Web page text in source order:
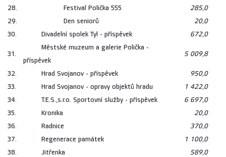
28.
Festival Polička 555
285,0
29.
Den seniorů
20,0
30.
Divadelní spolek Tyl - příspěvek 672,0
31.
Městské muzeum a galerie Polička -
příspěvek
5 009,8
32. Hrad Svojanov - příspěvek
950,0
33.
Hrad Svojanov - opravy objektů hradu
1 422,0
34.
T.E.S.,s.r.o. Sportovní služby - příspěvek
6 697,0
35.
Kronika
20,0
36.
Radnice
370,0
37.
Regenerace památek
1 100,0
38.
Jitřenka
589,0